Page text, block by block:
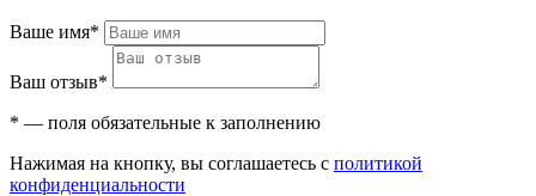
Ваше имя*
Ваш отзыв*
* — поля обязательные к заполнению
Нажимая на кнопку, вы соглашаетесь с политикой
конфиденциальности